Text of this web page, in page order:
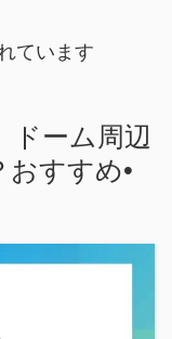
ています
ドーム周辺
すすめ•